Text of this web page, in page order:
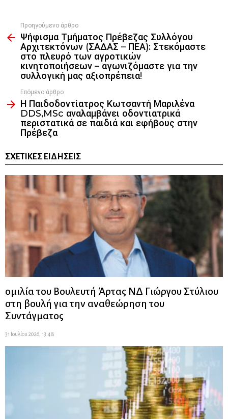
more
Προηγούμενο άρθρο
Ψήφισμα Τμήματος Πρέβεζας Συλλόγου
Αρχιτεκτόνων (ΣΑΔΑΣ – ΠΕΑ): Στεκόμαστε
στο πλευρό των αγροτικών
κινητοποιήσεων – αγωνιζόμαστε για την
συλλογική μας αξιοπρέπεια!
Επόμενο άρθρο
Η Παιδοδοντίατρος Κωτσαντή Μαριλένα
DDS,MSc αναλαμβάνει οδοντιατρικά
περιστατικά σε παιδιά και εφήβους στην
Πρέβεζα
ΣΧΕΤΙΚΈΣ ΕΙΔΉΣΕΙΣ
ομιλία του Βουλευτή Άρτας ΝΔ Γιώργου Στύλιου
στη βουλή για την αναθεώρηση του
Συντάγματος
31 Ιουλίου 2026, 13:48